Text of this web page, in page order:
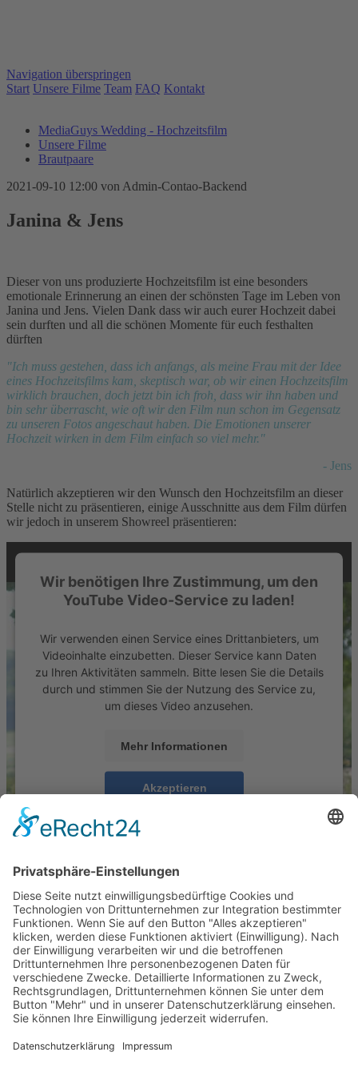
Navigation überspringen
Start Unsere Filme Team FAQ Kontakt
MediaGuys Wedding - Hochzeitsfilm
Unsere Filme
Brautpaare
2021-09-10 12:00 von Admin-Contao-Backend
Janina & Jens
Dieser von uns produzierte Hochzeitsfilm ist eine besonders
emotionale Erinnerung an einen der schönsten Tage im Leben von
Janina und Jens. Vielen Dank dass wir auch eurer Hochzeit dabei
sein durften und all die schönen Momente für euch festhalten
dürften
"Ich muss gestehen, dass ich anfangs, als meine Frau mit der Idee
eines Hochzeitsfilms kam, skeptisch war, ob wir einen Hochzeitsfilm
wirklich brauchen, doch jetzt bin ich froh, dass wir ihn haben und
bin sehr überrascht, wie oft wir den Film nun schon im Gegensatz
zu unseren Fotos angeschaut haben. Die Emotionen unserer
Hochzeit wirken in dem Film einfach so viel mehr."
- Jens
Natürlich akzeptieren wir den Wunsch den Hochzeitsfilm an dieser
Stelle nicht zu präsentieren, einige Ausschnitte aus dem Film dürfen
wir jedoch in unserem Showreel präsentieren:
Wir benötigen Ihre Zustimmung, um den
YouTube Video-Service zu laden!
Wir verwenden einen Service eines Drittanbieters, um
Videoinhalte einzubetten. Dieser Service kann Daten
zu Ihren Aktivitäten sammeln. Bitte lesen Sie die Details
durch und stimmen Sie der Nutzung des Service zu,
um dieses Video anzusehen.
Mehr Informationen
Akzeptieren
powered byUsercentrics Consent Management
Platform
Showreel Video auf YouTube ansehen
Besuchen Sie uns auch auf anderen Plattformen
Instagram TikTokYouTube
Navigation überspringen
Kontakt
Datenschutz